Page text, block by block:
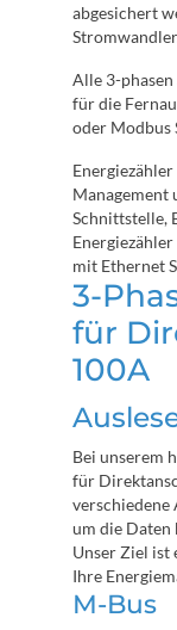
abgesichert
Alle 3-
für die
oder Modbus
Management
Schnittstelle,
mit Ethernet
3-
für
100A
Bei unserem
für
verschiedene
um die Daten
Unser Ziel ist
Ihre
M-Bus